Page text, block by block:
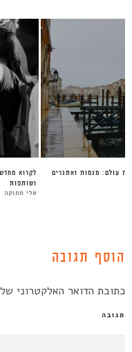
לקרוא
ושותפות
טלי חתוקה
עולם: מגמות ואתגרים
הוסף תגובה
כתובת הדואר האלקטרוני
תגובה